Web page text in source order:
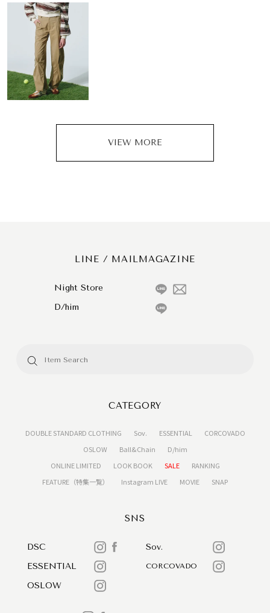
VIEW MORE
LINE / MAILMAGAZINE
Night Store
D/him
CATEGORY
DOUBLE STANDARD CLOTHING Sov. ESSENTIAL
CORCOVADO
OSLOW
Ball&Chain
D/him
ONLINE LIMITED
LOOK BOOK SALE
RANKING
FEATURE（特集一覧）
Instagram LIVE MOVIE SNAP
SNS
DSC
Sov.
ESSENTIAL
CORCOVADO
OSLOW